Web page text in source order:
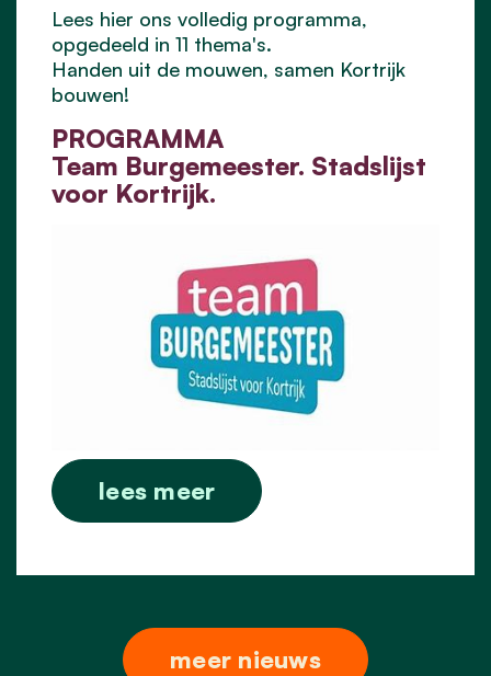
Lees hier ons volledig programma,
opgedeeld in 11 thema's.
Handen uit de mouwen, samen Kortrijk
bouwen!
PROGRAMMA
Team Burgemeester. Stadslijst
voor Kortrijk.
lees meer
meer nieuws